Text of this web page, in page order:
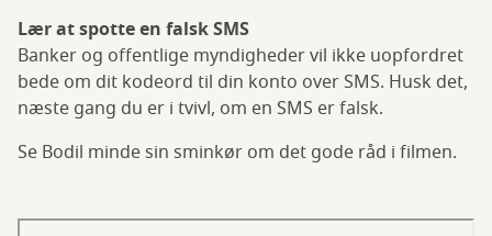
Lær at spotte en falsk SMS
Banker og offentlige myndigheder vil ikke uopfordret
bede om dit kodeord til din konto over SMS. Husk det,
næste gang du er i tvivl, om en SMS er falsk.
Se Bodil minde sin sminkør om det gode råd i filmen.